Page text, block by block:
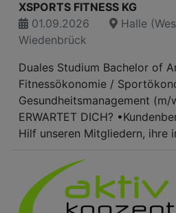
XSPORTS FITNESS KG
01.09.2026
Halle
Wiedenbrück
Duales Studium Bachelor of
Fitnessökonomie /
Gesundheitsmanagement
ERWARTET DICH?
Hilf unseren Mitgliedern, ihre